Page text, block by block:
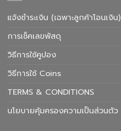
แจ้งชำระเงิน (เฉพาะลูกค้าโอนเงิน)
การเช็คเลขพัสดุ
วิธีการใช้คูปอง
วิธีการใช้ Coins
TERMS & CONDITIONS
นโยบายคุ้มครองความเป็นส่วนตัว